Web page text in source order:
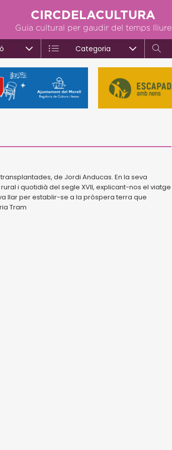
CIRCDELACULTURA
Guia cultural per gaudir del temps lliure
Categoria
de Jordi Anducas. En la seva
i quotidià del segle XVII, explicant-nos el viatge
llar per establir-se a la pròspera terra que
Tram